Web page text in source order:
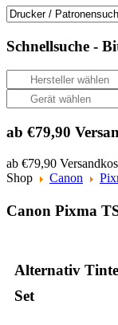
Schnellsuche -
ab €79,90
ab €79,90
Shop
Canon
Canon Pixma
Alternativ
Set